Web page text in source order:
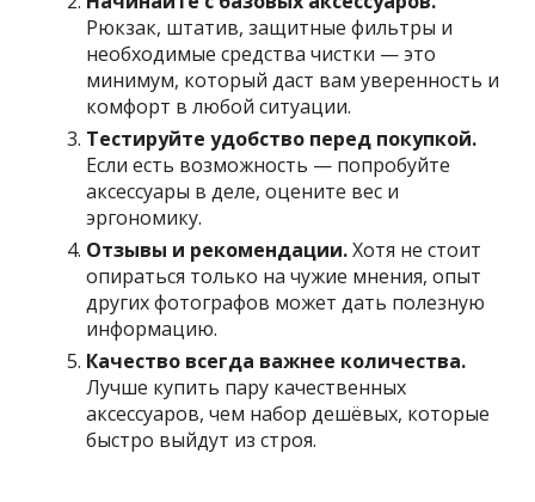
Рюкзак, штатив, защитные фильтры и
необходимые средства чистки — это
минимум, который даст вам уверенность и
комфорт в любой ситуации.
Тестируйте удобство перед покупкой.
Если есть возможность — попробуйте
аксессуары в деле, оцените вес и
эргономику.
Отзывы и рекомендации.Хотя не стоит
опираться только на чужие мнения, опыт
других фотографов может дать полезную
информацию.
Качество всегда важнее количества.
Лучше купить пару качественных
аксессуаров, чем набор дешёвых, которые
быстро выйдут из строя.